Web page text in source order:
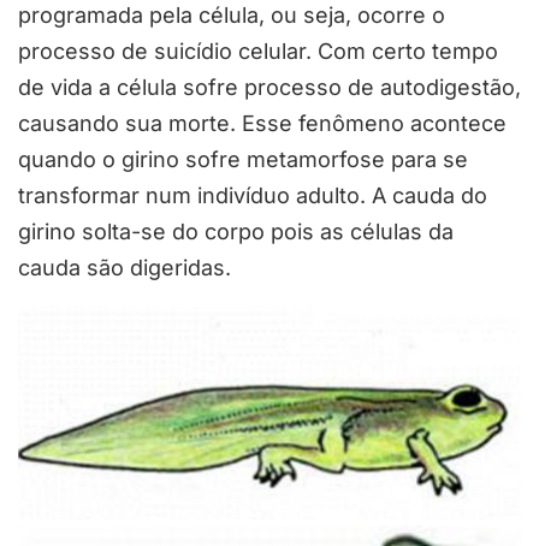
programada pela célula, ou seja, ocorre o
processo de suicídio celular. Com certo tempo
de vida a célula sofre processo de autodigestão,
causando sua morte. Esse fenômeno acontece
quando o girino sofre metamorfose para se
transformar num indivíduo adulto. A cauda do
girino solta-se do corpo pois as células da
cauda são digeridas.